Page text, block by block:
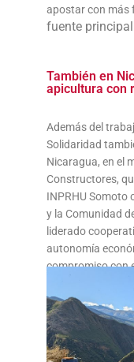
apostar con más
fuente
También en
apicultura con
Además del
Solidaridad
Nicaragua, en el
Constructores,
INPRHU Somoto
y la Comunidad
liderado
autonomía
compromiso con